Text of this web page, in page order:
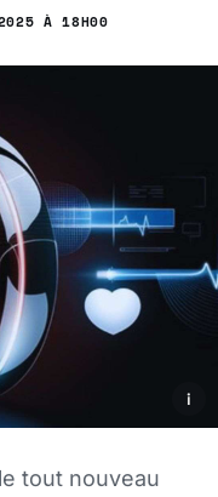
À 18H00
i
tout nouveau